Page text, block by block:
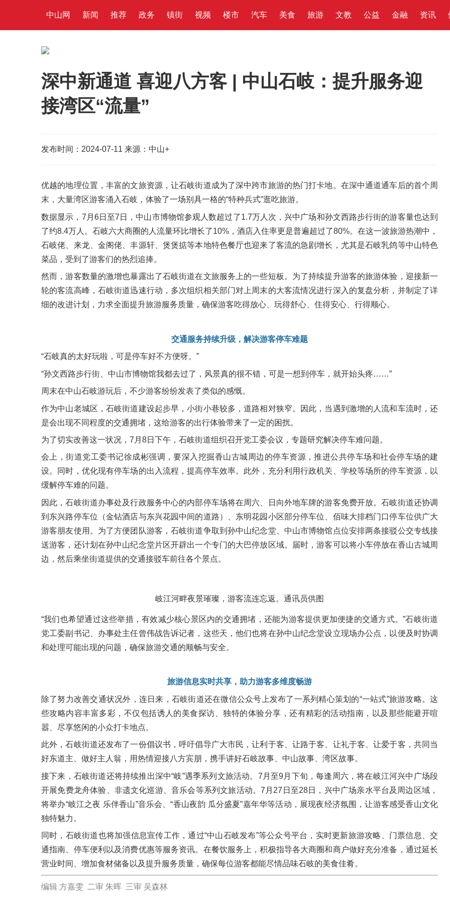
中山网 新闻 推荐 政务 镇街 视频 楼市 汽车 美食 旅游 文教 公益 金融 资讯
深中新通道 喜迎八方客 | 中山石岐：提升服务迎
接湾区“流量”
发布时间：2024-07-11 来源：中山+
优越的地理位置，丰富的文旅资源，让石岐街道成为了深中跨市旅游的热门打卡地。在深中通道通车后的首个周
末，大量湾区游客涌入石岐，体验了一场别具一格的“特种兵式”逛吃旅游。
数据显示，7月6日至7日，中山市博物馆参观人数超过了1.7万人次，兴中广场和孙文西路步行街的游客量也达到
了约8.4万人。石岐六大商圈的人流量环比增长了10%，酒店入住率更是普遍超过了80%。在这一波旅游热潮中，
石岐佬、来龙、金阁佬、丰源轩、煲煲掂等本地特色餐厅也迎来了客流的急剧增长，尤其是石岐乳鸽等中山特色
菜品，受到了游客们的热烈追捧。
然而，游客数量的激增也暴露出了石岐街道在文旅服务上的一些短板。为了持续提升游客的旅游体验，迎接新一
轮的客流高峰，石岐街道迅速行动，多次组织相关部门对上周末的大客流情况进行深入的复盘分析，并制定了详
细的改进计划，力求全面提升旅游服务质量，确保游客吃得放心、玩得舒心、住得安心、行得顺心。
交通服务持续升级，解决游客停车难题
“石岐真的太好玩啦，可是停车好不方便呀。”
“孙文西路步行街、中山市博物馆我都去过了，风景真的很不错，可是一想到停车，就开始头疼……”
周末在中山石岐游玩后，不少游客纷纷发表了类似的感慨。
作为中山老城区，石岐街道建设起步早，小街小巷较多，道路相对狭窄。因此，当遇到激增的人流和车流时，还
是会出现不同程度的交通拥堵，这给游客的出行体验带来了一定的困扰。
为了切实改善这一状况，7月8日下午，石岐街道组织召开党工委会议，专题研究解决停车难问题。
会上，街道党工委书记徐成彬强调，要深入挖掘香山古城周边的停车资源，推进公共停车场和社会停车场的建
设。同时，优化现有停车场的出入流程，提高停车效率。此外，充分利用行政机关、学校等场所的停车资源，以
缓解停车难的问题。
因此，石岐街道办事处及行政服务中心的内部停车场将在周六、日向外地车牌的游客免费开放。石岐街道还协调
到东兴路停车位（金钻酒店与东兴花园中间的道路）、东明花园小区部分停车位、佰味大排档门口停车位供广大
游客朋友使用。为了方便团队游客，石岐街道争取到孙中山纪念堂、中山市博物馆点位安排两条接驳公交专线接
送游客，还计划在孙中山纪念堂片区开辟出一个专门的大巴停放区域。届时，游客可以将小车停放在香山古城周
边，然后乘坐街道提供的交通接驳车前往各个景点。
岐江河畔夜景璀璨，游客流连忘返。通讯员供图
“我们也希望通过这些举措，有效减少核心景区内的交通拥堵，还能为游客提供更加便捷的交通方式。”石岐街道
党工委副书记、办事处主任曾伟战告诉记者，这些天，他们也将在孙中山纪念堂设立现场办公点，以便及时协调
和处理可能出现的问题，确保旅游交通的顺畅与安全。
旅游信息实时共享，助力游客多维度畅游
除了努力改善交通状况外，连日来，石岐街道还在微信公众号上发布了一系列精心策划的“一站式”旅游攻略。这
些攻略内容丰富多彩，不仅包括诱人的美食探访、独特的体验分享，还有精彩的活动指南，以及那些能避开喧
嚣、尽享悠闲的小众打卡地点。
此外，石岐街道还发布了一份倡议书，呼吁倡导广大市民，让利于客、让路于客、让礼于客、让爱于客，共同当
好东道主、做好主人翁，用热情迎接八方宾朋，携手讲好石岐故事、中山故事、湾区故事。
接下来，石岐街道还将持续推出深中“岐”遇季系列文旅活动。7月至9月下旬，每逢周六，将在岐江河兴中广场段
开展免费龙舟体验、非遗文化巡游、音乐会等系列文旅活动。7月27日至28日，兴中广场亲水平台及周边区域，
将举办“岐江之夜 乐伴香山”音乐会、“香山夜韵 瓜分盛夏”嘉年华等活动，展现夜经济氛围，让游客感受香山文化
独特魅力。
同时，石岐街道也将加强信息宣传工作，通过“中山石岐发布”等公众号平台，实时更新旅游攻略、门票信息、交
通指南、停车便利以及消费优惠等服务资讯。在餐饮服务上，积极指导各大商圈和商户做好充分准备，通过延长
营业时间、增加食材储备以及提升服务质量，确保每位游客都能尽情品味石岐的美食佳肴。
编辑 方嘉雯 二审 朱晖 三审 吴森林